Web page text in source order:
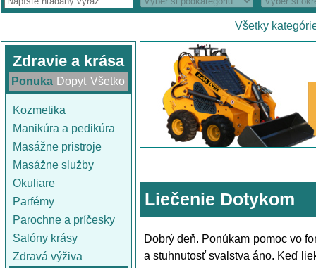
Všetky
Zdravie a krása
Ponuka Dopyt Všetko
Kozmetika
Manikúra a pedikúra
Masážne pristroje
Masážne služby
Okuliare
Parfémy
Parochne a príčesky
Salóny krásy
Zdravá výživa
Liečenie Dotykom
Dobrý deň. Ponúkam pomoc vo
a stuhnutosť svalstva áno. Keď